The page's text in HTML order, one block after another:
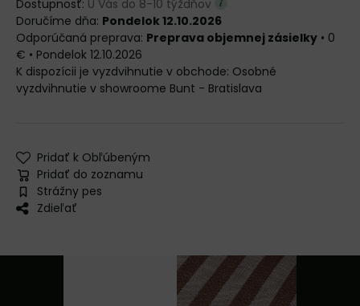
Dostupnosť: U Vás do 8-10 týždňov
Doručíme dňa: Pondelok 12.10.2026
Preprava objemnej zásielky • 0
€ • Pondelok 12.10.2026
Osobné
vyzdvihnutie v showroome Bunt - Bratislava
Pridať k Obľúbeným
Pridať do zoznamu
Strážny pes
Zdieľať